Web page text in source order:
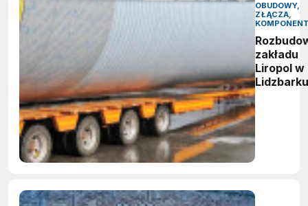
OBUDOWY,
ZŁĄCZA,
zakładu
Liropol w
Lidzbarku